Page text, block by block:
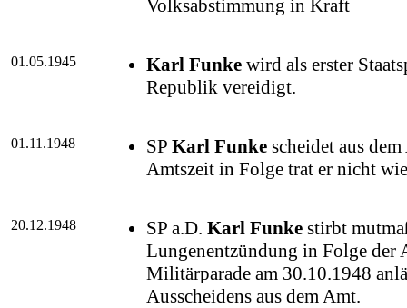
Volksabstimmung in Kraft
01.05.1945 Karl Funke wird als erster
Republik vereidigt.
01.11.1948 SP Karl Funke scheidet aus
Amtszeit in Folge trat er nicht
20.12.1948 SP a.D. Karl Funke stirbt
Lungenentzündung in Folge der
Militärparade am 30.10.1948
Ausscheidens aus dem Amt.